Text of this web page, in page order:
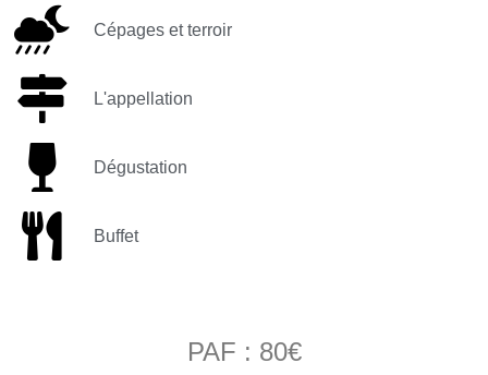
Cépages et terroir
L'appellation
Dégustation
Buffet
PAF : 80€